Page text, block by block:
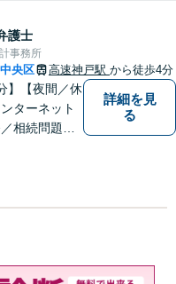
護士
事務所
央区 高速神戸駅 から徒歩4分
】【夜間／休
ターネット
相続問題／
詳細を見
る